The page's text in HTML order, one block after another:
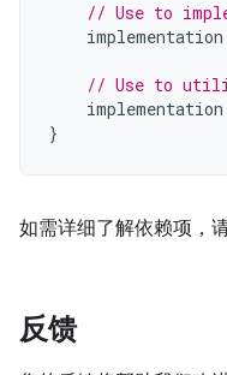
// Use to
implementation
// Use to
implementation
}
如需详细了解依赖项，
反馈